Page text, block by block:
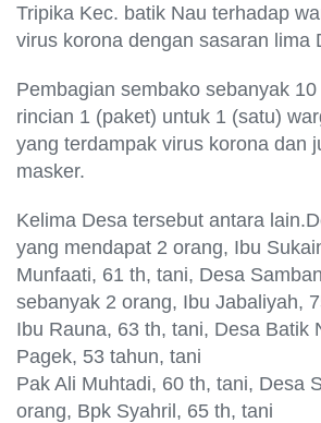
Tripika Kec. batik Nau terhadap
virus korona dengan sasaran lima
Pembagian sembako sebanyak
rincian 1 (paket) untuk 1 (satu)
yang terdampak virus korona dan
masker.
Kelima Desa tersebut antara
yang mendapat 2 orang, Ibu
Munfaati, 61 th, tani, Desa
sebanyak 2 orang, Ibu Jabaliyah,
Ibu Rauna, 63 th, tani, Desa Batik
Pagek, 53 tahun, tani
Pak Ali Muhtadi, 60 th, tani, Desa
orang, Bpk Syahril, 65 th, tani